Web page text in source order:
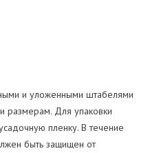
и уложенными штабелями
размерам. Для упаковки
пленку. В течение
быть защищен от